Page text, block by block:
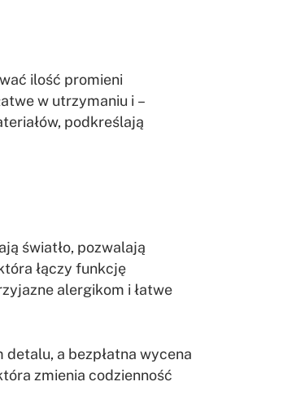
ilość promieni
w utrzymaniu i –
podkreślają
światło, pozwalają
łączy funkcję
alergikom i łatwe
a bezpłatna wycena
zmienia codzienność